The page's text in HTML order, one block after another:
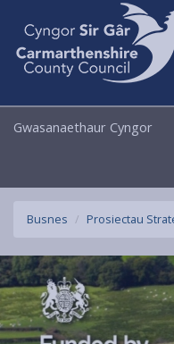
Gwasanaethaur Cyngor
Busnes Prosiectau